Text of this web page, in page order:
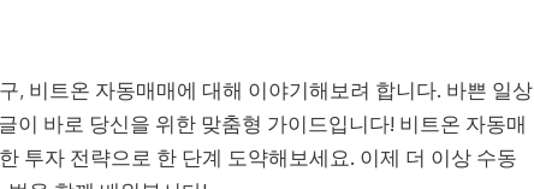
, 비트온 자동매매에 대해 이야기해보려 합니다. 바쁜 일상
이 바로 당신을 위한 맞춤형 가이드입니다! 비트온 자동매
투자 전략으로 한 단계 도약해보세요. 이제 더 이상 수동